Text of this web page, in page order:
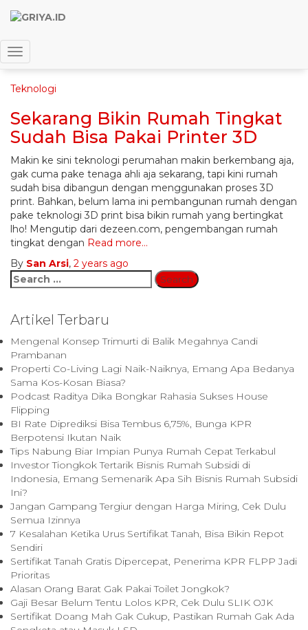
Toggle Navigation
Teknologi
Sekarang Bikin Rumah Tingkat
Sudah Bisa Pakai Printer 3D
Makin ke sini teknologi perumahan makin berkembang aja,
gak cuma pake tenaga ahli aja sekarang, tapi kini rumah
sudah bisa dibangun dengan menggunakan proses 3D
print. Bahkan, belum lama ini pembangunan rumah dengan
pake teknologi 3D print bisa bikin rumah yang bertingkat
lho! Mengutip dari dezeen.com, pengembangan rumah
tingkat dengan Read more…
By San Arsi, 2 years ago
Search
for:
Artikel Terbaru
Mengenal Konsep Trimurti di Balik Megahnya Candi
Prambanan
Properti Co-Living Lagi Naik-Naiknya, Emang Apa Bedanya
Sama Kos-Kosan Biasa?
Podcast Raditya Dika Bongkar Rahasia Sukses House
Flipping
BI Rate Diprediksi Bisa Tembus 6,75%, Bunga KPR
Berpotensi Ikutan Naik
Tips Nabung Biar Impian Punya Rumah Cepat Terkabul
Investor Tiongkok Tertarik Bisnis Rumah Subsidi di
Indonesia, Emang Semenarik Apa Sih Bisnis Rumah Subsidi
Ini?
Jangan Gampang Tergiur dengan Harga Miring, Cek Dulu
Semua Izinnya
7 Kesalahan Ketika Urus Sertifikat Tanah, Bisa Bikin Repot
Sendiri
Sertifikat Tanah Gratis Dipercepat, Penerima KPR FLPP Jadi
Prioritas
Alasan Orang Barat Gak Pakai Toilet Jongkok?
Gaji Besar Belum Tentu Lolos KPR, Cek Dulu SLIK OJK
Sertifikat Doang Mah Gak Cukup, Pastikan Rumah Gak Ada